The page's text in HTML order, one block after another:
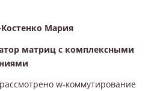
Мария
матриц с комплексными
w-коммутирование